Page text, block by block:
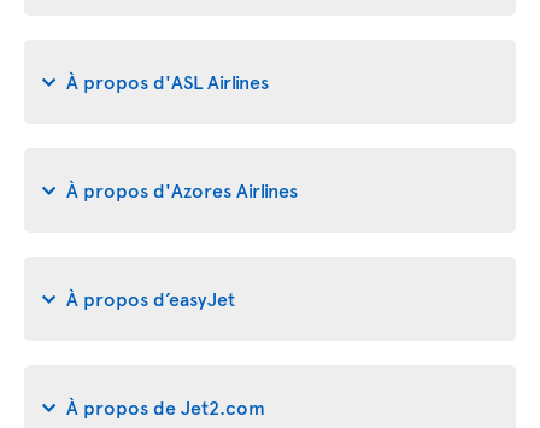
À propos d'ASL Airlines
À propos d'Azores Airlines
À propos d’easyJet
À propos de Jet2.com